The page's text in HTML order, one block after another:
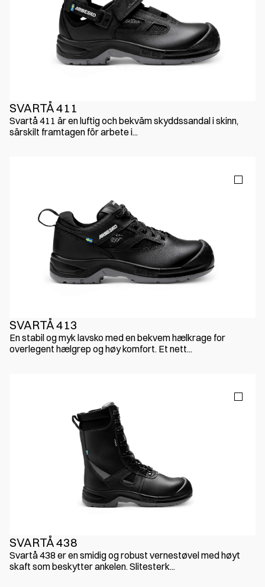
SVARTÅ 411
Svartå 411 är en luftig och bekväm skyddssandal i skinn,
särskilt framtagen för arbete i...
SVARTÅ 413
En stabil og myk lavsko med en bekvem hælkrage for
overlegent hælgrep og høy komfort. Et nett...
SVARTÅ 438
Svartå 438 er en smidig og robust vernestøvel med høyt
skaft som beskytter ankelen. Slitesterk...